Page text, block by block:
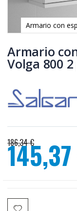
Armario con
al
comienzo
de
de
imágenes
Armario
Volga 800
186,34 €
Precio
especial